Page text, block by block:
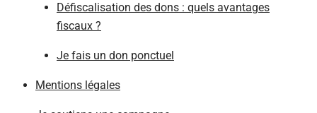
Défiscalisation des dons : quels avantages
fiscaux ?
Je fais un don ponctuel
Mentions légales